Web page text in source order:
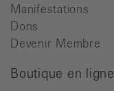
Manifestations
Dons
Devenir Membre
Boutique en ligne